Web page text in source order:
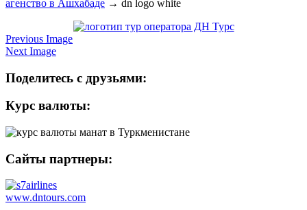
агенство в Ашхабаде → dn logo white
Previous Image
Next Image
Поделитесь с друзьями:
Курс валюты:
Сайты партнеры:
www.dntours.com